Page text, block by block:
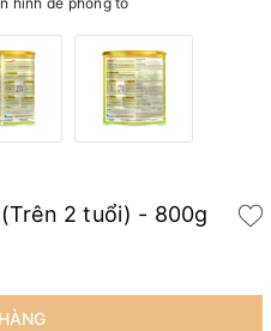
2 tuổi) - 800g